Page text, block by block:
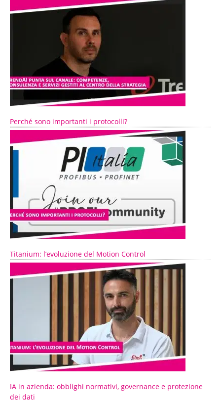
Perché sono importanti i protocolli?
Titanium: l’evoluzione del Motion Control
IA in azienda: obblighi normativi, governance e protezione
dei dati